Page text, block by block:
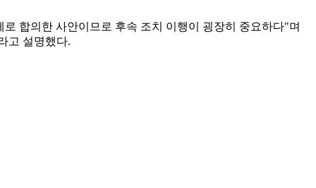
합의한 사안이므로 후속 조치 이행이 굉장히 중요하다"며
고 설명했다.